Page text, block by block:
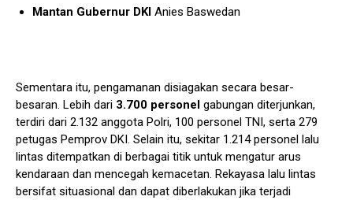
Mantan Gubernur DKI Anies Baswedan
Sementara itu, pengamanan disiagakan secara besar-
besaran. Lebih dari 3.700 personel gabungan diterjunkan,
terdiri dari 2.132 anggota Polri, 100 personel TNI, serta 279
petugas Pemprov DKI. Selain itu, sekitar 1.214 personel lalu
lintas ditempatkan di berbagai titik untuk mengatur arus
kendaraan dan mencegah kemacetan. Rekayasa lalu lintas
bersifat situasional dan dapat diberlakukan jika terjadi